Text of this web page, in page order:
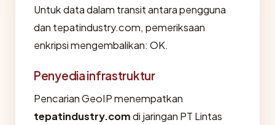
Untuk data dalam transit antara pengguna
dan tepatindustry.com, pemeriksaan
enkripsi mengembalikan: OK.
Penyedia infrastruktur
Pencarian GeoIP menempatkan
tepatindustry.comdi jaringan PT Lintas